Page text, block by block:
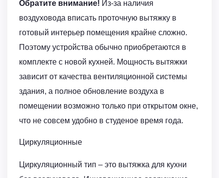
Обратите внимание! Из-за наличия
воздуховода вписать проточную вытяжку в
готовый интерьер помещения крайне сложно.
Поэтому устройства обычно приобретаются в
комплекте с новой кухней. Мощность вытяжки
зависит от качества вентиляционной системы
здания, а полное обновление воздуха в
помещении возможно только при открытом окне,
что не совсем удобно в студеное время года.
Циркуляционные
Циркуляционный тип – это вытяжка для кухни